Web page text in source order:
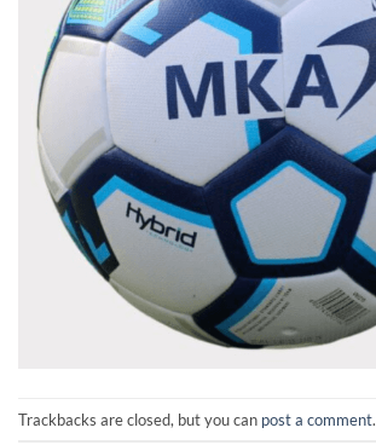
Trackbacks are closed, but you can post a comment.